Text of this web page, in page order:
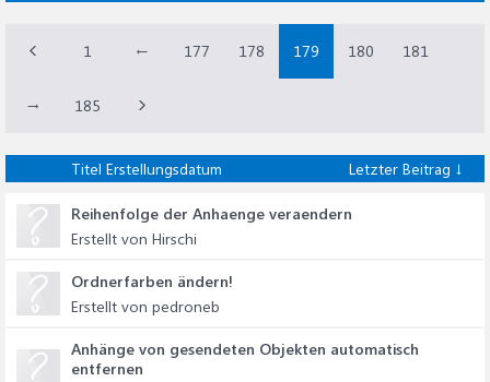
1 ← 177 178 179 180 181
→ 185
Titel Erstellungsdatum Letzter Beitrag ↓
Reihenfolge der Anhaenge veraendern
Erstellt von Hirschi
Ordnerfarben ändern!
Erstellt von pedroneb
Anhänge von gesendeten Objekten automatisch
entfernen